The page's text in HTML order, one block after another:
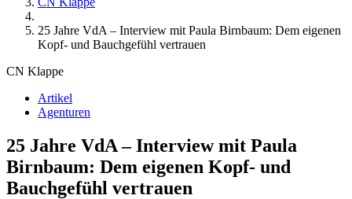
25 Jahre VdA – Interview mit Paula Birnbaum: Dem eigenen
Kopf- und Bauchgefühl vertrauen
CN Klappe
Artikel
Agenturen
25 Jahre VdA – Interview mit Paula
Birnbaum: Dem eigenen Kopf- und
Bauchgefühl vertrauen